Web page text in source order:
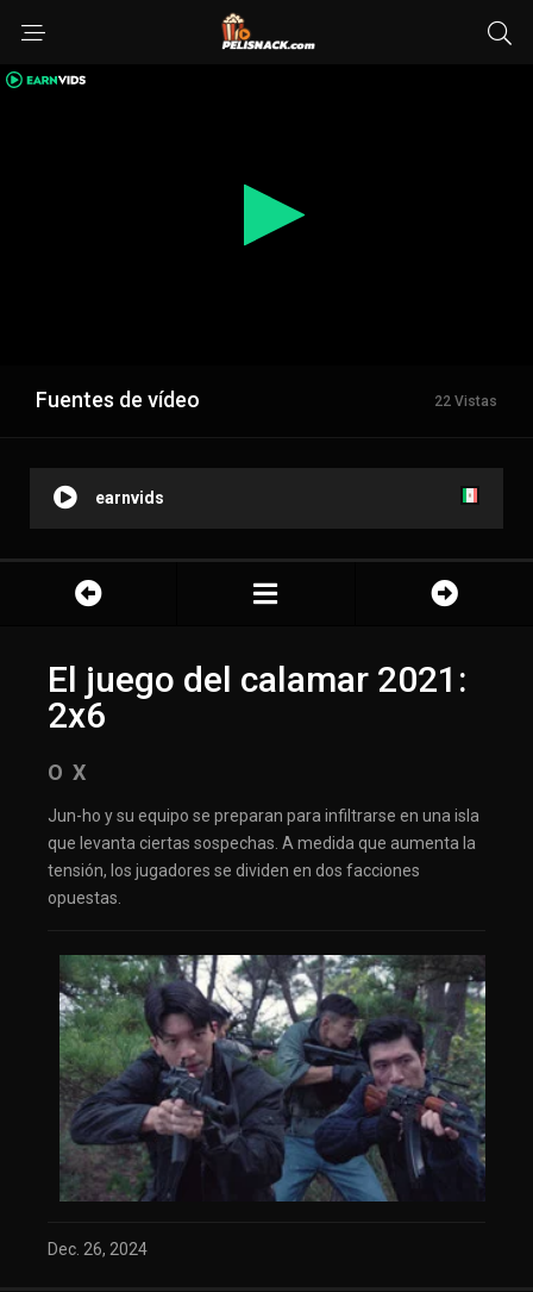
Fuentes de vídeo 22 Vistas
earnvids
El juego del calamar 2021:
2x6
O X
Jun-ho y su equipo se preparan para infiltrarse en una isla
que levanta ciertas sospechas. A medida que aumenta la
tensión, los jugadores se dividen en dos facciones
opuestas.
Dec. 26, 2024